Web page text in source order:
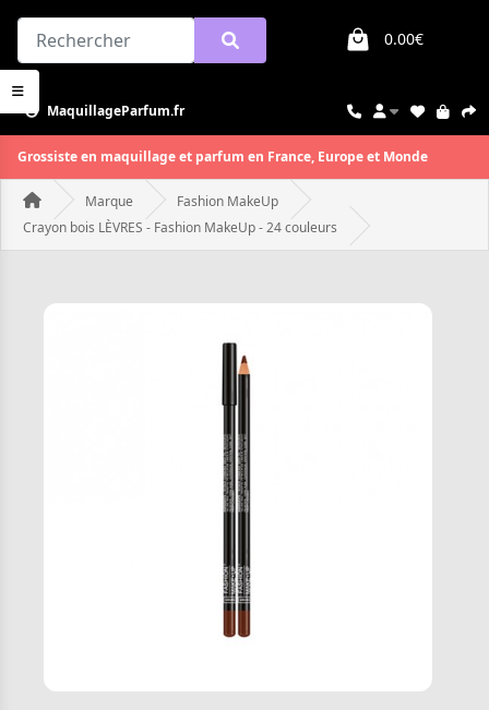
0.00€
MaquillageParfum.fr
Grossiste en maquillage et parfum en France, Europe et Monde
Marque
Fashion MakeUp
Crayon bois LÈVRES - Fashion MakeUp - 24 couleurs